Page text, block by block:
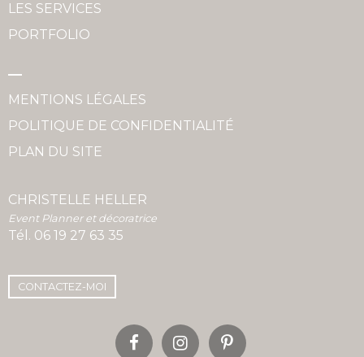
LES SERVICES
PORTFOLIO
MENTIONS LÉGALES
POLITIQUE DE CONFIDENTIALITÉ
PLAN DU SITE
CHRISTELLE HELLER
Event Planner et décoratrice
Tél. 06 19 27 63 35
CONTACTEZ-MOI